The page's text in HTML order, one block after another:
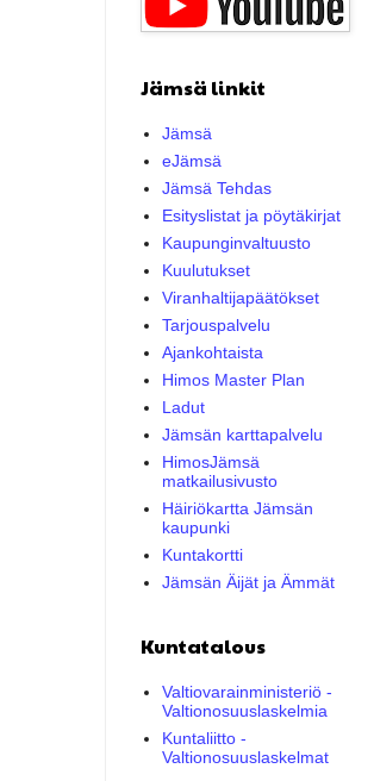
Jämsä linkit
Jämsä
eJämsä
Jämsä Tehdas
Esityslistat ja pöytäkirjat
Kaupunginvaltuusto
Kuulutukset
Viranhaltijapäätökset
Tarjouspalvelu
Ajankohtaista
Himos Master Plan
Ladut
Jämsän karttapalvelu
HimosJämsä
matkailusivusto
Häiriökartta Jämsän
kaupunki
Kuntakortti
Jämsän Äijät ja Ämmät
Kuntatalous
Valtiovarainministeriö -
Valtionosuuslaskelmia
Kuntaliitto -
Valtionosuuslaskelmat